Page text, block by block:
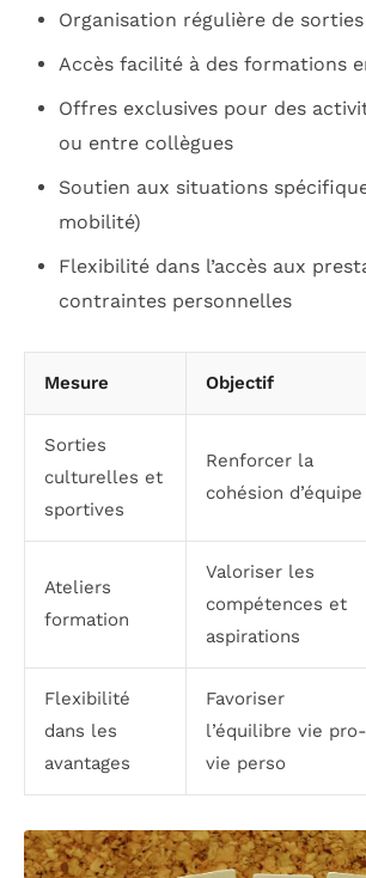
Organisation régulière de
Accès facilité à des formations
Offres exclusives pour des
ou entre collègues
Soutien aux situations
mobilité)
Flexibilité dans l’accès aux
contraintes personnelles
Mesure Objectif
Sorties
culturelles et
sportives
Renforcer la
cohésion d’équipe
Ateliers
formation
Valoriser les
compétences et
aspirations
Flexibilité
dans les
avantages
Favoriser
l’équilibre vie pro-
vie perso